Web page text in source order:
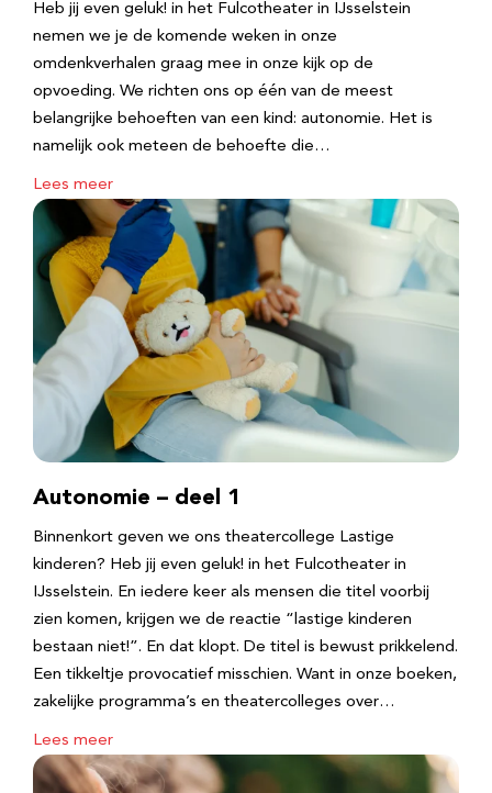
Heb jij even geluk! in het Fulcotheater in IJsselstein
nemen we je de komende weken in onze
omdenkverhalen graag mee in onze kijk op de
opvoeding. We richten ons op één van de meest
belangrijke behoeften van een kind: autonomie. Het is
namelijk ook meteen de behoefte die…
Lees meer
Autonomie – deel 1
Binnenkort geven we ons theatercollege Lastige
kinderen? Heb jij even geluk! in het Fulcotheater in
IJsselstein. En iedere keer als mensen die titel voorbij
zien komen, krijgen we de reactie “lastige kinderen
bestaan niet!”. En dat klopt. De titel is bewust prikkelend.
Een tikkeltje provocatief misschien. Want in onze boeken,
zakelijke programma’s en theatercolleges over…
Lees meer